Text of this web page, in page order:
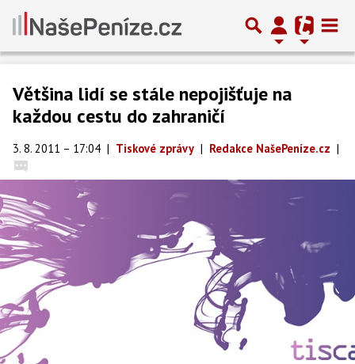
Většina lidí se stále nepojišťuje na
každou cestu do zahraničí
3. 8. 2011 – 17:04 | Tiskové zprávy | Redakce NašePeníze.cz |